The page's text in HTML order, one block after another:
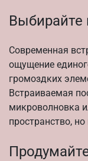
Выбирайте
Современная
ощущение
громоздких
Встраиваемая
микроволновка
пространство,